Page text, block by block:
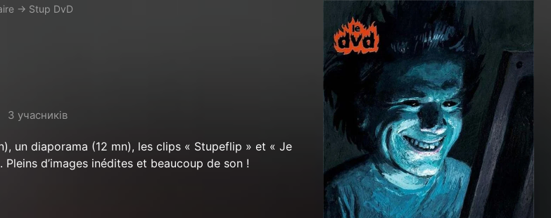
→ Stup DvD
3 учасників
un diaporama (12 mn), les clips « Stupeflip » et « Je
Pleins d’images inédites et beaucoup de son !